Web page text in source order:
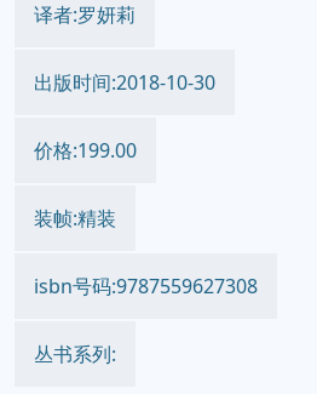
译者:罗妍莉
出版时间:2018-10-30
价格:199.00
装帧:精装
isbn号码:9787559627308
丛书系列: